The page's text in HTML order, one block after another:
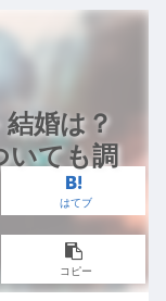
婚は？
いても調
はてブ
コピー